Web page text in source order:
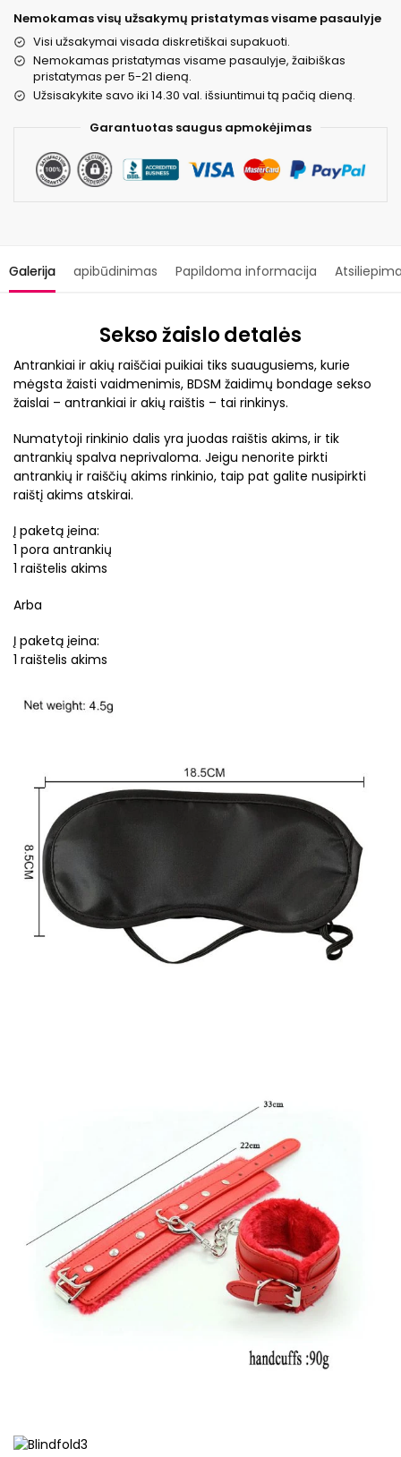
Nemokamas visų užsakymų pristatymas visame pasaulyje
Visi užsakymai visada diskretiškai supakuoti.
Nemokamas pristatymas visame pasaulyje, žaibiškas
pristatymas per 5-21 dieną.
Užsisakykite savo iki 14.30 val. išsiuntimui tą pačią dieną.
Garantuotas saugus apmokėjimas
Galerija apibūdinimas Papildoma informacija
Sekso žaislo detalės
Antrankiai ir akių raiščiai puikiai tiks suaugusiems, kurie
mėgsta žaisti vaidmenimis, BDSM žaidimų bondage sekso
žaislai – antrankiai ir akių raištis – tai rinkinys.
Numatytoji rinkinio dalis yra juodas raištis akims, ir tik
antrankių spalva neprivaloma. Jeigu nenorite pirkti
antrankių ir raiščių akims rinkinio, taip pat galite nusipirkti
raištį akims atskirai.
Į paketą įeina:
1 pora antrankių
1 raištelis akims
Arba
Į paketą įeina:
1 raištelis akims